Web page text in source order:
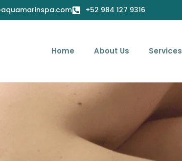
+52 984 127 9316
Home About Us Services